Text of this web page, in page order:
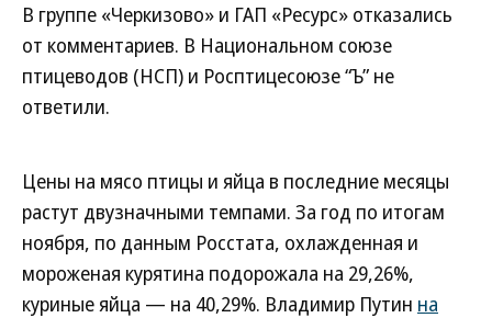
В группе «Черкизово» и ГАП «Ресурс» отказались
от комментариев. В Национальном союзе
птицеводов (НСП) и Росптицесоюзе “Ъ” не
ответили.
Цены на мясо птицы и яйца в последние месяцы
растут двузначными темпами. За год по итогам
ноября, по данным Росстата, охлажденная и
мороженая курятина подорожала на 29,26%,
куриные яйца — на 40,29%. Владимир Путин на